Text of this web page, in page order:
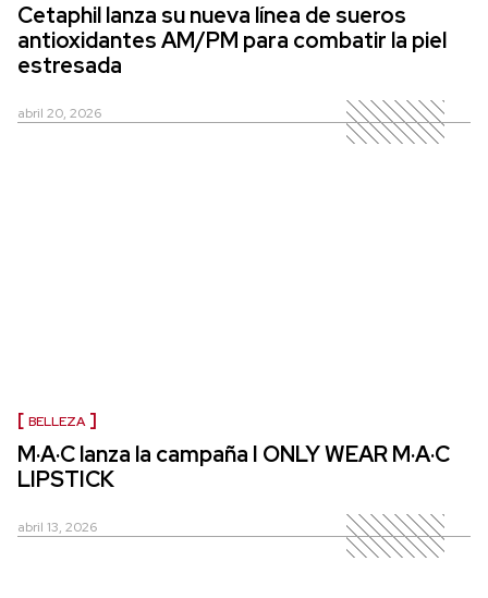
Cetaphil lanza su nueva línea de sueros
antioxidantes AM/PM para combatir la piel
estresada
abril 20, 2026
BELLEZA
M·A·C lanza la campaña I ONLY WEAR M·A·C
LIPSTICK
abril 13, 2026